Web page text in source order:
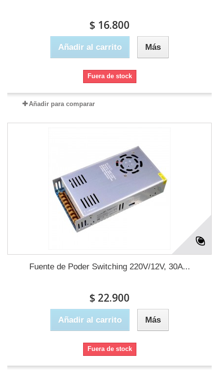
$ 16.800
Añadir al carrito Más
Fuera de stock
Añadir para comparar
Fuente de Poder Switching 220V/12V, 30A...
$ 22.900
Añadir al carrito Más
Fuera de stock